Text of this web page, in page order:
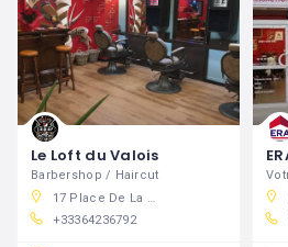
Le Loft du Valois
Barbershop / Haircut
17 Place De La République, 60800 Crépy-en-Valois, France
+33364236792